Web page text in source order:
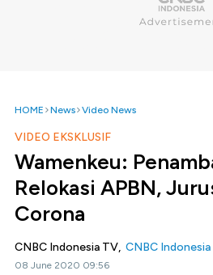
HOME News Video News
VIDEO EKSKLUSIF
Wamenkeu:
Relokasi APBN,
Corona
CNBC Indonesia TV, CNBC Indonesia
08 June 2020 09:56